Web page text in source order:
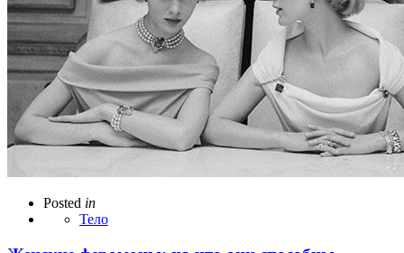
Posted in
Тело